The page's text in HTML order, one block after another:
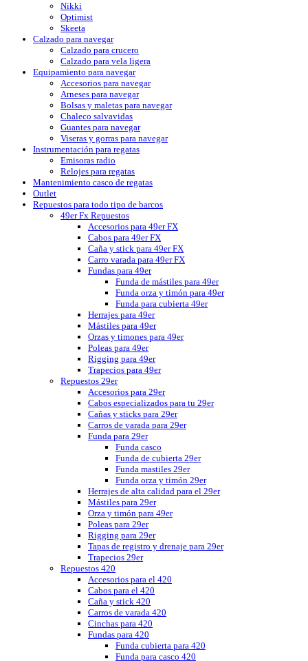
Nikki
Optimist
Skeeta
Calzado para navegar
Calzado para crucero
Calzado para vela ligera
Equipamiento para navegar
Accesorios para navegar
Arneses para navegar
Bolsas y maletas para navegar
Chaleco salvavidas
Guantes para navegar
Viseras y gorras para navegar
Instrumentación para regatas
Emisoras radio
Relojes para regatas
Mantenimiento casco de regatas
Outlet
Repuestos para todo tipo de barcos
49er Fx Repuestos
Accesorios para 49er FX
Cabos para 49er FX
Caña y stick para 49er FX
Carro varada para 49er FX
Fundas para 49er
Funda de mástiles para 49er
Funda orza y timón para 49er
Funda para cubierta 49er
Herrajes para 49er
Mástiles para 49er
Orzas y timones para 49er
Poleas para 49er
Rigging para 49er
Trapecios para 49er
Repuestos 29er
Accesorios para 29er
Cabos especializados para tu 29er
Cañas y sticks para 29er
Carros de varada para 29er
Funda para 29er
Funda casco
Funda de cubierta 29er
Funda mastiles 29er
Funda orza y timón 29er
Herrajes de alta calidad para el 29er
Mástiles para 29er
Orza y timón para 49er
Poleas para 29er
Rigging para 29er
Tapas de registro y drenaje para 29er
Trapecios 29er
Repuestos 420
Accesorios para el 420
Cabos para el 420
Caña y stick 420
Carros de varada 420
Cinchas para 420
Fundas para 420
Funda cubierta para 420
Funda para casco 420